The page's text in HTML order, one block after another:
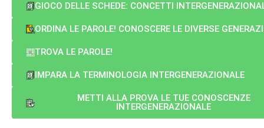
GIOCO DELLE SCHEDE: CONCETTI
ORDINA LE PAROLE! CONOSCERE LE DIVERSE
TROVA LE PAROLE!
IMPARA LA TERMINOLOGIA INTERGENERAZIONALE
METTI ALLA PROVA LE TUE CONOSCENZE
INTERGENERAZIONALE